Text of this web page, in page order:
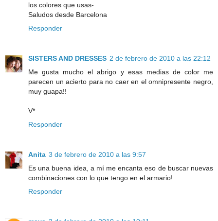
los colores que usas-
Saludos desde Barcelona
Responder
SISTERS AND DRESSES 2 de febrero de 2010 a las 22:12
Me gusta mucho el abrigo y esas medias de color me
parecen un acierto para no caer en el omnipresente negro,
muy guapa!!
V*
Responder
Anita 3 de febrero de 2010 a las 9:57
Es una buena idea, a mí me encanta eso de buscar nuevas
combinaciones con lo que tengo en el armario!
Responder